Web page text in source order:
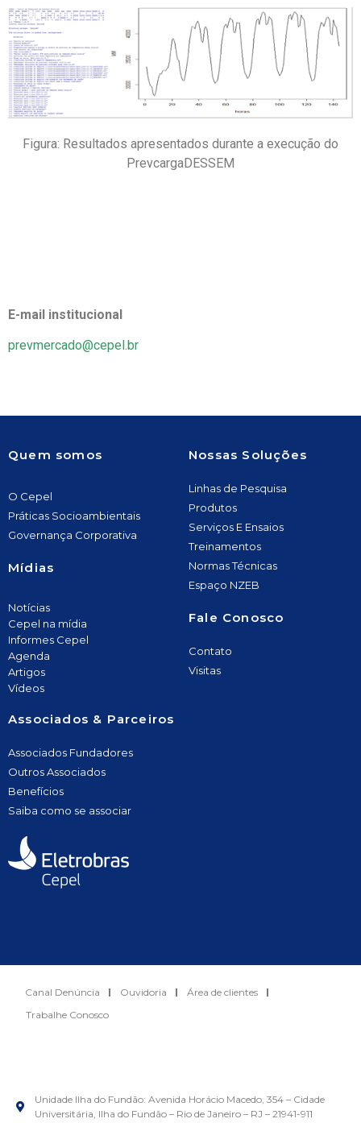
Figura: Resultados apresentados durante a execução do
PrevcargaDESSEM
E-mail institucional
prevmercado@cepel.br
Quem somos
O Cepel
Práticas Socioambientais
Governança Corporativa
Mídias
Notícias
Cepel na mídia
Informes Cepel
Agenda
Artigos
Vídeos
Nossas Soluções
Linhas de Pesquisa
Produtos
Serviços E Ensaios
Treinamentos
Normas Técnicas
Espaço NZEB
Fale Conosco
Contato
Visitas
Associados & Parceiros
Associados Fundadores
Outros Associados
Benefícios
Saiba como se associar
Canal Denúncia Ouvidoria
Área de clientes
Trabalhe Conosco
Unidade Ilha do Fundão: Avenida Horácio Macedo, 354 – Cidade
Universitária, Ilha do Fundão – Rio de Janeiro – RJ – 21941-911